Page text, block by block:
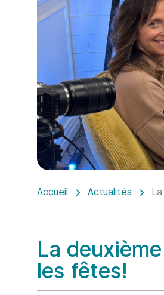
Accueil Actualités
La
les fêtes!